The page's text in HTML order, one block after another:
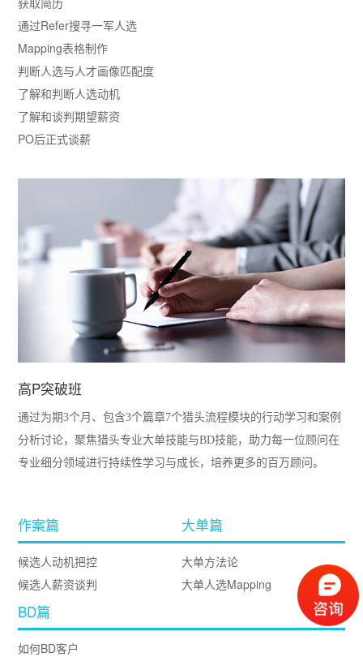
通过Refer搜寻一军人选
Mapping表格制作
判断人选与人才画像匹配度
了解和判断人选动机
了解和谈判期望薪资
PO后正式谈薪
高P突破班
通过为期3个月、包含3个篇章7个猎头流程模块的行动学习和案例
分析讨论，聚焦猎头专业大单技能与BD技能，助力每一位顾问在
专业细分领域进行持续性学习与成长，培养更多的百万顾问。
课程内容
作案篇
候选人动机把控
候选人薪资谈判
大单篇
大单方法论
大单人选Mapping
BD篇
如何BD客户